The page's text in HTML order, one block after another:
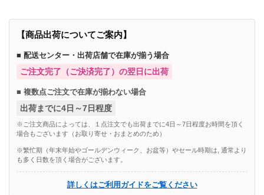
【商品出荷についてご案内】
■ 配送センター・出荷店舗で在庫が揃う場合
ご注文完了（ご決済完了）の翌日に出荷
■ 複数点ご注文で在庫が揃わない場合
出荷までに4日～7日程度
※ご注文商品によっては、１点注文でも出荷までに4日～7日程度お時間を頂く
場合もございます（お取り寄せ・おまとめのため）
※繁忙期（年末年始やゴールデンウィーク、お盆等）やセール時期は, 通常より
も多く日数を頂く場合がございます。
詳しくはご利用ガイドをご覧ください